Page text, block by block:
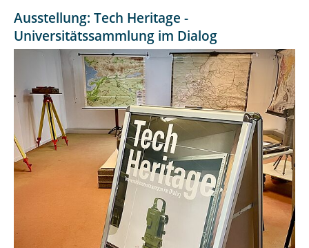
Ausstellung: Tech Heritage -
Universitätssammlung im Dialog